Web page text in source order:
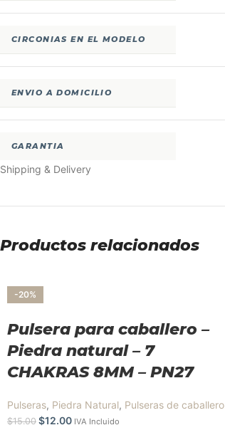
CIRCONIAS EN EL MODELO
ENVIO A DOMICILIO
GARANTIA
Shipping & Delivery
Productos relacionados
-20%
Pulsera para caballero –
Piedra natural – 7
CHAKRAS 8MM – PN27
Pulseras, Piedra Natural, Pulseras de caballero
$15.00 $12.00 IVA Incluido